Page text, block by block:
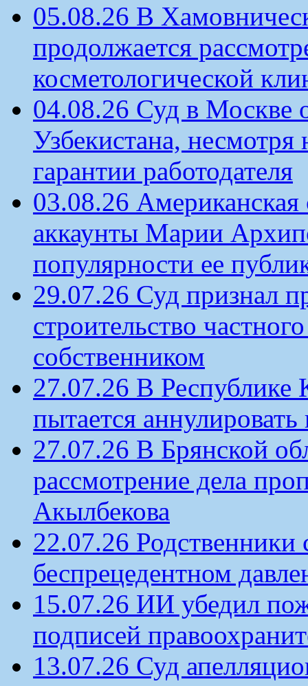
05.08.26 В
продолжается
косметологической
04.08.26 Суд в Москве
Узбекистана,
гарантии работодателя
03.08.26 Американская
аккаунты Марии
популярности ее
29.07.26 Суд признал
строительство
собственником
27.07.26 В
пытается аннулировать
27.07.26 В Брянской
рассмотрение дела
Акылбекова
22.07.26
беспрецедентном
15.07.26 ИИ убедил
подписей
13.07.26 Суд